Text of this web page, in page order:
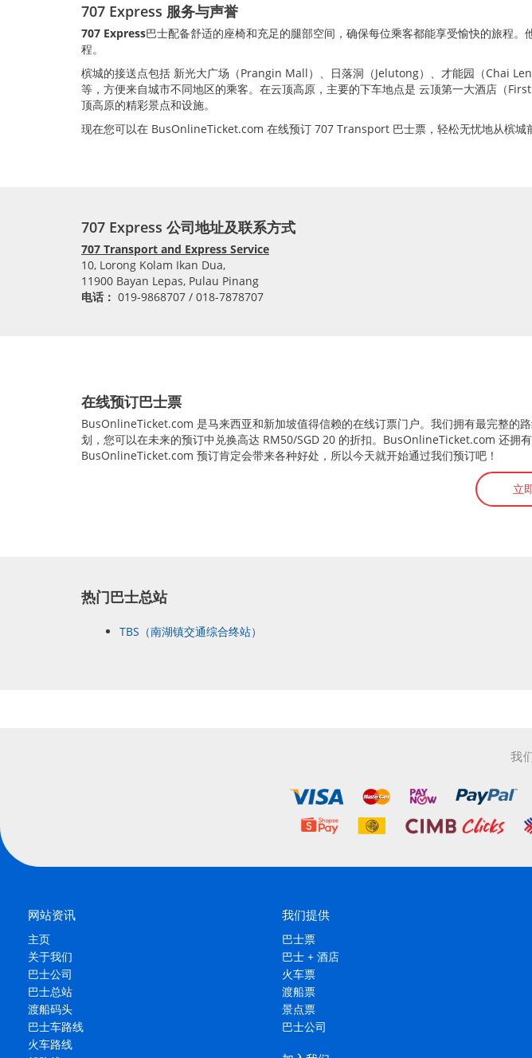
707 Express 服务与声誉
707 Express巴士配备舒适的座椅和充足的腿部空间，确保每位乘客都能享受愉快的旅程
程。
槟城的接送点包括 新光大广场（Prangin Mall）、日落洞（Jelutong）、才能园（Chai
等，方便来自城市不同地区的乘客。在云顶高原，主要的下车地点是 云顶第一大酒店（
顶高原的精彩景点和设施。
现在您可以在 BusOnlineTicket.com 在线预订 707 Transport 巴士票，轻松无忧地从槟城
707 Express 公司地址及联系方式
707 Transport and Express Service
10, Lorong Kolam Ikan Dua,
11900 Bayan Lepas, Pulau Pinang
电话： 019-9868707 / 018-7878707
在线预订巴士票
BusOnlineTicket.com 是马来西亚和新加坡值得信赖的在线订票门户。我们拥有最完整的
划，您可以在未来的预订中兑换高达 RM50/SGD 20 的折扣。BusOnlineTicket.com 还拥
BusOnlineTicket.com 预订肯定会带来各种好处，所以今天就开始通过我们预订吧！
立
热门巴士总站
TBS（南湖镇交通综合终站）
我
网站资讯
主页
关于我们
巴士公司
巴士总站
渡船码头
巴士车路线
火车路线
我们提供
巴士票
巴士 + 酒店
火车票
渡船票
景点票
巴士公司